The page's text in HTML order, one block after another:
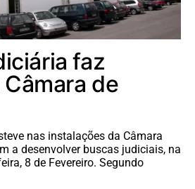
faz
de
nas instalações da Câmara
a desenvolver buscas judiciais, na
8 de Fevereiro. Segundo